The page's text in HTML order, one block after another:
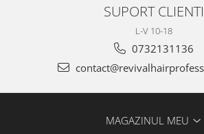
SUPORT CLIENTI
L-V 10-18
0732131136
MAGAZINUL MEU